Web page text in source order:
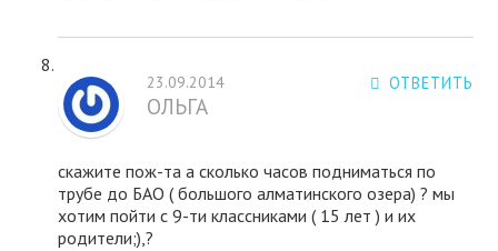
ОТВЕТИТЬ
23.09.2014
ОЛЬГА
скажите пож-та а сколько часов подниматься по
трубе до БАО ( большого алматинского озера) ? мы
хотим пойти с 9-ти классниками ( 15 лет ) и их
родители;),?